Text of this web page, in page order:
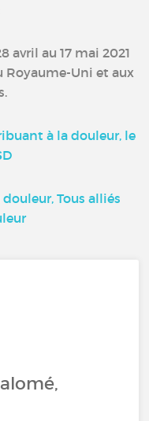
avril au 17 mai 2021
Royaume-Uni et aux
à la douleur, le
Tous alliés